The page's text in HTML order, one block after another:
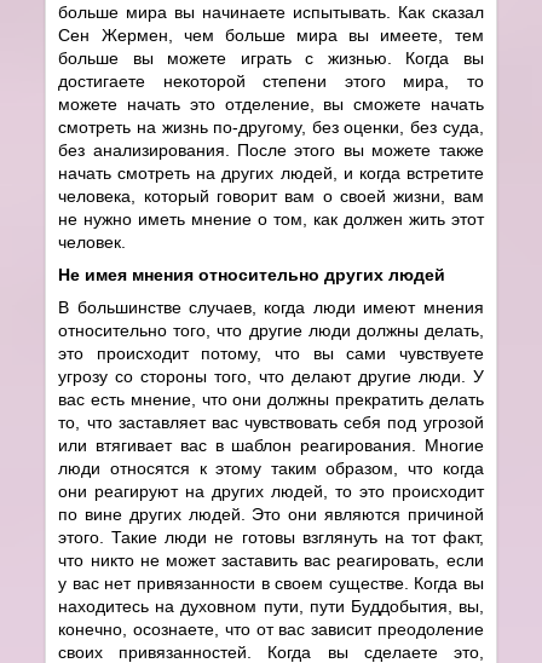
больше мира вы начинаете испытывать. Как сказал
Сен Жермен, чем больше мира вы имеете, тем
больше вы можете играть с жизнью. Когда вы
достигаете некоторой степени этого мира, то
можете начать это отделение, вы сможете начать
смотреть на жизнь по-другому, без оценки, без суда,
без анализирования. После этого вы можете также
начать смотреть на других людей, и когда встретите
человека, который говорит вам о своей жизни, вам
не нужно иметь мнение о том, как должен жить этот
человек.
Не имея мнения относительно других людей
В большинстве случаев, когда люди имеют мнения
относительно того, что другие люди должны делать,
это происходит потому, что вы сами чувствуете
угрозу со стороны того, что делают другие люди. У
вас есть мнение, что они должны прекратить делать
то, что заставляет вас чувствовать себя под угрозой
или втягивает вас в шаблон реагирования. Многие
люди относятся к этому таким образом, что когда
они реагируют на других людей, то это происходит
по вине других людей. Это они являются причиной
этого. Такие люди не готовы взглянуть на тот факт,
что никто не может заставить вас реагировать, если
у вас нет привязанности в своем существе. Когда вы
находитесь на духовном пути, пути Буддобытия, вы,
конечно, осознаете, что от вас зависит преодоление
своих привязанностей. Когда вы сделаете это,